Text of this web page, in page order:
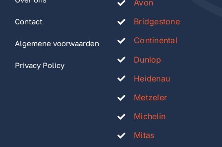
Contact
Algemene voorwaarden
Privacy Policy
Avon
Bridgestone
Continental
Dunlop
Heidenau
Metzeler
Michelin
Mitas